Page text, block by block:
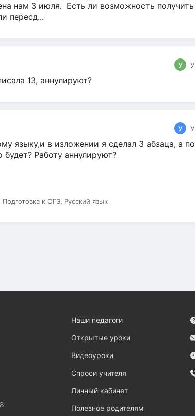
нам 3 июля. Есть ли возможность получить
пересд...
У
13, аннулируют?
У
языку,и в изложении я сделал 3 абзаца, а
Работу аннулируют?
к ОГЭ, Русский язык
Наши педагоги
Открытые уроки
Видеоуроки
Спроси учителя
Личный кабинет
Полезное родителям